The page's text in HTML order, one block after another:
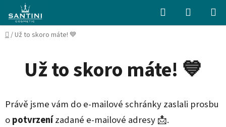
obsah
Hledat
KOŠÍK
Domů
/Už to skoro máte! 💙
Už to skoro máte! 💙
Právě jsme vám do e-mailové schránky zaslali prosbu
opotvrzenízadané e-mailové adresy 📩.